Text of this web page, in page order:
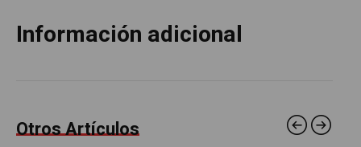
Información adicional
Otros Artículos